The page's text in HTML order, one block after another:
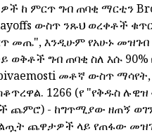
ከ ምርጥ ግብ ጠባቂ ማርቲን
ውስጥ ንጹህ ወረቀቶች
መጤ", እንዲሁም የአሁኑ መዝገብ
ግብ ጠባቂ ስለ እሱ 90%
መቶኛ ውስጥ
1266 (የ "የቅዱስ
ጨምሮ) - ከግጥሚያው ዘጠኝ ወገን
ጨዋታዎች ላይ የጠፋው